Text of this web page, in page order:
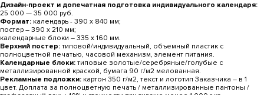
Дизайн-проект и допечатная подготовка индивидуального календаря:
25 000 — 35 000 руб.
Формат: календарь - 390 х 840 мм;
постер ― 390 x 210 мм;
календарные блоки ― 335 х 160 мм.
Верхний постер: типовой/индивидуальный, объемный пластик с
полноцветной печатью, часовой механизм, элемент питания.
Календарные блоки: типовые золотые/серебряные/голубые с
металлизированной краской, бумага 90 г/м2 мелованная.
Рекламные подложки: картон 350 г/м2, текст и логотип Заказчика ― в 1
цвет. Доплата за полноцветную печать / металлизированные пантоны /